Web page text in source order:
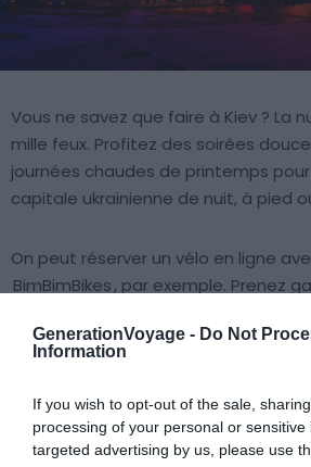
GenerationVoyage - Do Not
Information
If you wish to opt-out of the sale,
processing of your personal or
targeted advertising by us, please use
Vous ne savez que faire à Kiev ? La
mille feux. Profitez des soirées
journées chaudes de printemps
capitale ukrainienne de nuit, à pied
On peut réserver un vélo en ligne
BimBimBikes, par exemple. Prenez
circulation : faire du vélo pour visiter
pas dénué de risques !
6. La Place Bessarabska